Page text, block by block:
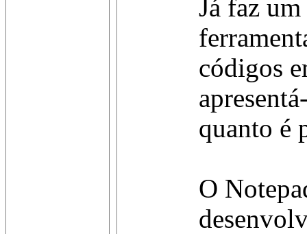
Já faz
códigos
quanto é
O